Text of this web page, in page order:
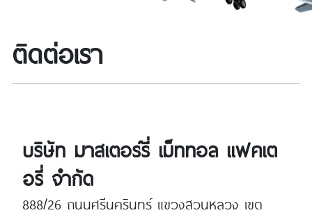
ติดต่อเรา
บริษัท มาสเตอร์รี่ เม็ททอล แฟคเต
อรี่ จำกัด
888/26 ถนนศรีนครินทร์ แขวงสวนหลวง เขต